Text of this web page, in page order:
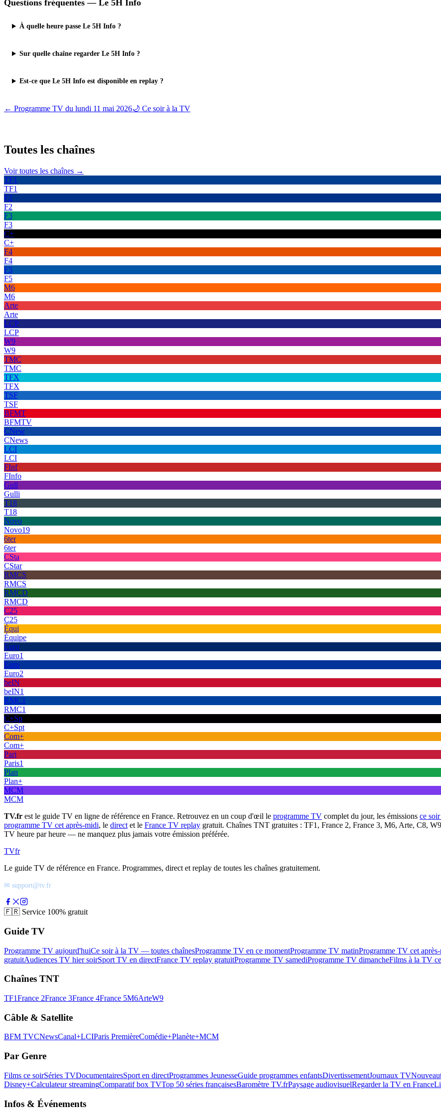
Questions fréquentes — Le 5H Info
À quelle heure passe Le 5H Info ?
Sur quelle chaîne regarder Le 5H Info ?
Est-ce que Le 5H Info est disponible en replay ?
← Programme TV du lundi 11 mai 2026🌙 Ce soir à la TV
Toutes les chaînes
Voir toutes les chaînes →
TF1
TF1
F2
F2
F3
F3
C+
C+
F4
F4
F5
F5
M6
M6
Arte
Arte
LCP
LCP
W9
W9
TMC
TMC
TFX
TFX
TSF
TSF
BFMT
BFMTV
CNew
CNews
LCI
LCI
FInf
FInfo
Gull
Gulli
T18
T18
Novo
Novo19
6ter
6ter
CSta
CStar
RMCS
RMCS
RMCD
RMCD
C25
C25
Équi
Équipe
Euro
Euro1
Euro
Euro2
beIN
beIN1
RMC1
RMC1
C+Sp
C+Spt
Com+
Com+
Pari
Paris1
Plan
Plan+
MCM
MCM
TV.fr est le guide TV en ligne de référence en France. Retrouvez en un coup d'œil le programme TV complet du jour, les émissions ce
programme TV cet après-midi, le direct et le France TV replay gratuit. Chaînes TNT gratuites : TF1, France 2, France 3, M6, Arte, C8,
TV heure par heure — ne manquez plus jamais votre émission préférée.
TVfr
Le guide TV de référence en France. Programmes, direct et replay de toutes les chaînes gratuitement.
✉ support@tv.fr
🇫🇷 Service 100% gratuit
Guide TV
Programme TV aujourd'huiCe soir à la TV — toutes chaînesProgramme TV en ce momentProgramme TV matinProgramme TV cet
gratuitAudiences TV hier soirSport TV en directFrance TV replay gratuitProgramme TV samediProgramme TV dimancheFilms à la TV
Chaînes TNT
TF1France 2France 3France 4France 5M6ArteW9
Câble & Satellite
BFM TVCNewsCanal+LCIParis PremièreComédie+Planète+MCM
Par Genre
Films ce soirSéries TVDocumentairesSport en directProgrammes JeunesseGuide programmes enfantsDivertissementJournaux TV
Disney+Calculateur streamingComparatif box TVTop 50 séries françaisesBaromètre TV.frPaysage audiovisuelRegarder la TV en France
Infos & Événements